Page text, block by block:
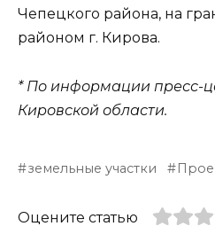
Чепецкого района, на
районом г. Кирова.
* По информации пресс-
Кировской области.
земельные участки
Оцените статью